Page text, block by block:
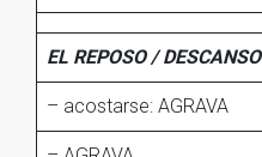
EL REPOSO / DESCANSO
– acostarse: AGRAVA